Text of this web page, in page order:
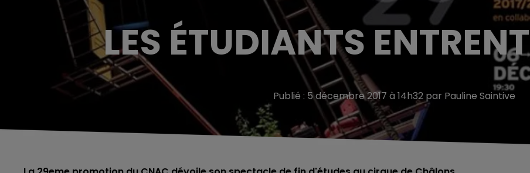
LES ÉTUDIANTS
Publié : 5 décembre 2017 à 14h32 par Pauline Saintive